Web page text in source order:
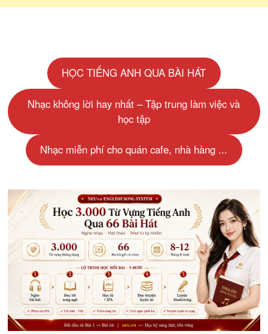
HỌC TIẾNG ANH QUA BÀI HÁT
Nhạc không lời hay nhất – Tập trung làm việc và
học tập
Nhạc miễn phí cho quán cafe, nhà hàng ...